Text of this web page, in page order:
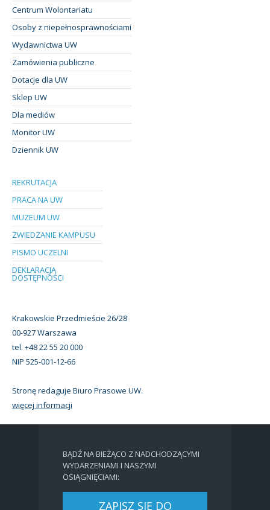
Centrum Wolontariatu
Osoby z niepełnosprawnościami
Wydawnictwa UW
Zamówienia publiczne
Dotacje dla UW
Sklep UW
Dla mediów
Monitor UW
Dziennik UW
REKRUTACJA
PRACA NA UW
MUZEUM UW
ZWIEDZANIE KAMPUSU
PISMO UCZELNI
DEKLARACJA
DOSTĘPNOŚCI
Krakowskie Przedmieście 26/28
00-927 Warszawa
tel. +48 22 55 20 000
NIP 525-001-12-66
Stronę redaguje Biuro Prasowe UW.
więcej informacji
BĄDŹ NA BIEŻĄCO Z NADCHODZĄCYMI
WYDARZENIAMI I NASZYMI
OSIĄGNIĘCIAMI:
ZAPISZ SIĘ DO